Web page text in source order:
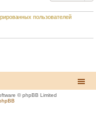
пользователей
© phpBB Limited